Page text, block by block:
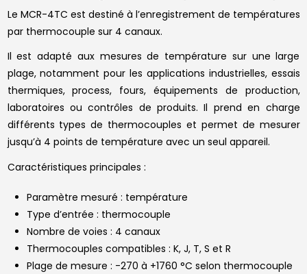
Le MCR-4TC est destiné à l’enregistrement de températures
par thermocouple sur 4 canaux.
Il est adapté aux mesures de température sur une large
plage, notamment pour les applications industrielles, essais
thermiques, process, fours, équipements de production,
laboratoires ou contrôles de produits. Il prend en charge
différents types de thermocouples et permet de mesurer
jusqu’à 4 points de température avec un seul appareil.
Caractéristiques principales :
Paramètre mesuré : température
Type d’entrée : thermocouple
Nombre de voies : 4 canaux
Thermocouples compatibles : K, J, T, S et R
Plage de mesure : -270 à +1760 °C selon thermocouple